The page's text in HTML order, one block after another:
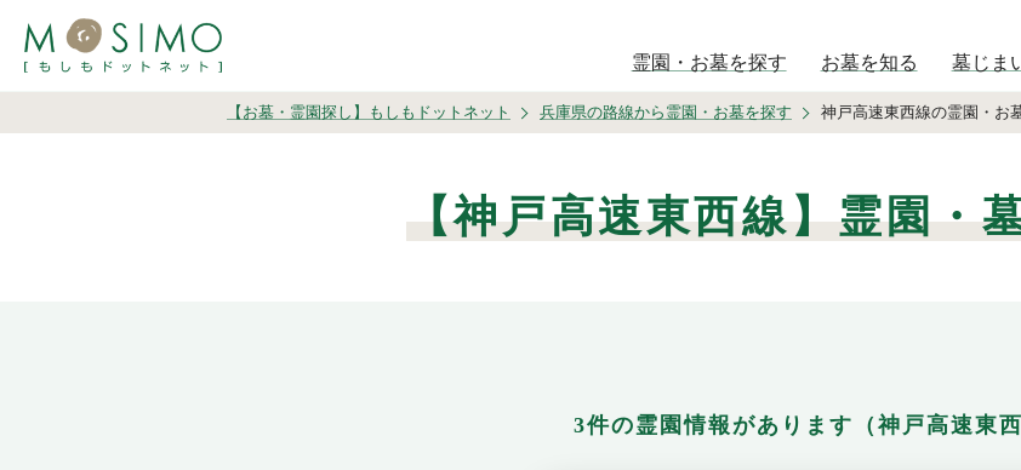
霊園・お墓を探す お墓を知る 墓じま
【お墓・霊園探し】もしもドットネット 兵庫県の路線から霊園・お墓を探す 神戸高速東西線の霊園・
【神戸高速東西線】霊園・
3件の霊園情報があります（神戸高速東